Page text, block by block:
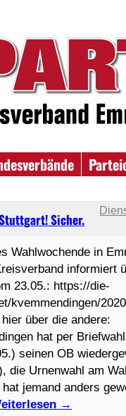
Sicher.
Wahlwochende in
informiert
23.05.: https://die-
kvemmendingen/
über die andere:
hat per
seinen OB
die Urnenwahl am
jemand anders
→